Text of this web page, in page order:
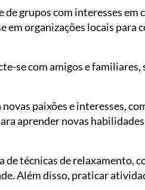
de grupos com interesses em
organizações locais para
se com amigos e
novas paixões e interesses,
aprender novas habilidades
de técnicas de relaxamento,
Além disso, praticar